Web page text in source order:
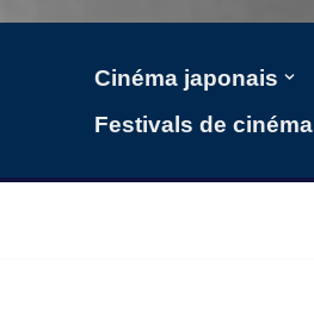
Cinéma japonais
Festivals de cinéma